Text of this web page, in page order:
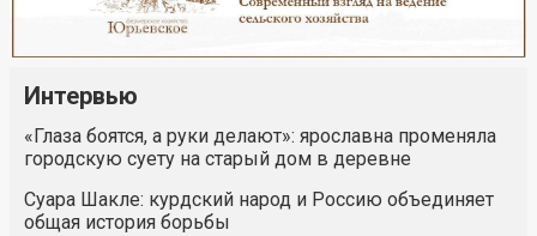
Интервью
«Глаза боятся, а руки делают»: ярославна променяла
городскую суету на старый дом в деревне
Суара Шакле: курдский народ и Россию объединяет
общая история борьбы